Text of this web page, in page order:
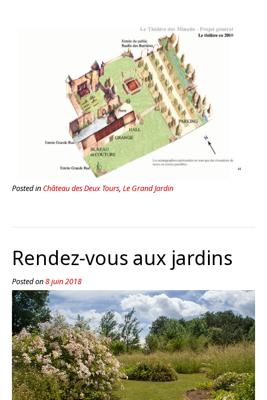
Posted in Château des Deux Tours, Le Grand Jardin
Rendez-vous aux jardins
Posted on8 juin 2018